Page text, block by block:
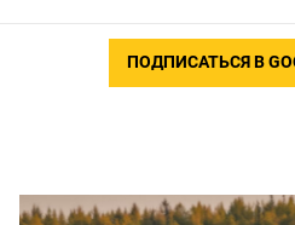
ПОДПИСАТЬСЯ В